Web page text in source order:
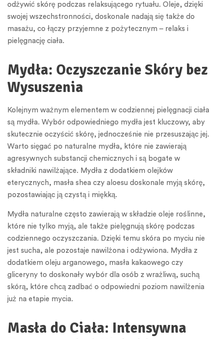
odżywić skórę podczas relaksującego rytuału. Oleje, dzięki
swojej wszechstronności, doskonale nadają się także do
masażu, co łączy przyjemne z pożytecznym – relaks i
pielęgnację ciała.
Mydła: Oczyszczanie Skóry bez
Wysuszenia
Kolejnym ważnym elementem w codziennej pielęgnacji ciała
są mydła. Wybór odpowiedniego mydła jest kluczowy, aby
skutecznie oczyścić skórę, jednocześnie nie przesuszając jej.
Warto sięgać po naturalne mydła, które nie zawierają
agresywnych substancji chemicznych i są bogate w
składniki nawilżające. Mydła z dodatkiem olejków
eterycznych, masła shea czy aloesu doskonale myją skórę,
pozostawiając ją czystą i miękką.
Mydła naturalne często zawierają w składzie oleje roślinne,
które nie tylko myją, ale także pielęgnują skórę podczas
codziennego oczyszczania. Dzięki temu skóra po myciu nie
jest sucha, ale pozostaje nawilżona i odżywiona. Mydła z
dodatkiem oleju arganowego, masła kakaowego czy
gliceryny to doskonały wybór dla osób z wrażliwą, suchą
skórą, które chcą zadbać o odpowiedni poziom nawilżenia
już na etapie mycia.
Masła do Ciała: Intensywna